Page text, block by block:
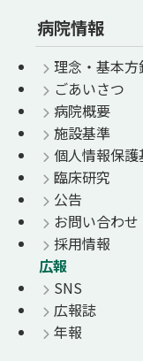
病院情報
理念・基本方
ごあいさつ
病院概要
施設基準
個人情報保
臨床研究
公告
お問い合わせ
採用情報
広報
SNS
広報誌
年報